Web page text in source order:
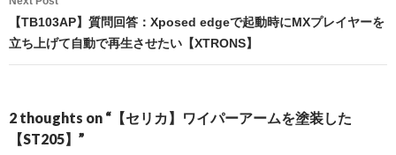
【TB103AP】質問回答：Xposed edgeで起動時にMXプレイヤーを
立ち上げて自動で再生させたい【XTRONS】
2 thoughts on “【セリカ】ワイパーアームを塗装した
【ST205】”